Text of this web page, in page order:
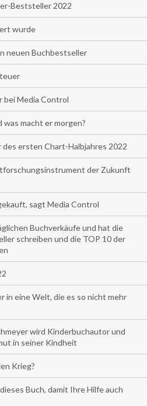
Beststeller 2022
wurde
neuen Buchbestseller
bei Media Control
macht er morgen?
ersten Chart-Halbjahres 2022
der Zukunft
sagt Media Control
Buchverkäufe und hat die
schreiben und die TOP 10 der
in eine Welt, die es so nicht mehr
wird Kinderbuchautor und
in seiner Kindheit
Krieg?
Buch, damit Ihre Hilfe auch